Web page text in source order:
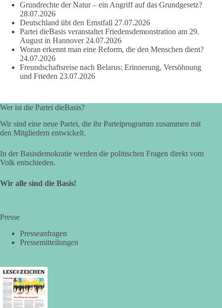
wenn er Sachsen-Anhalt nicht weiterbringt.
💬 Was ist dir wichtiger: der Absender eines Antrags oder das
Ergebnis für Sachsen-Anhalt?
#dieBasis #sachsenanhalt
👉 Folgen:
24 6 2 Auf Facebook ansehen
2 Tage(n) zuvor
⚡ Vorsorge ist richtig. Aber Vorsorge ersetzt keine verlässliche
Bundesnetzagentur mit einer „Sicherheitsplattform Strom“
Maßnahmen für den Fall einer länger anhaltenden
Strommangellage vor. Große Industrieunternehmen sollen im
bezeichnet dies als Vorsorge für außergewöhnliche
Krisensituationen. Das Vorhaben war bis zur Veröffentlichung
von Apollo kaum bekannt.
Grundrechte der Natur – ein Angriff auf das Grundgesetz?
28.07.2026
Deutschland übt den Ernstfall 27.07.2026
Partei dieBasis veranstaltet Friedensdemonstration am 29.
August in Hannover 24.07.2026
Woran erkennt man eine Reform, die den Menschen dient?
24.07.2026
Freundschaftsreise nach Belarus: Erinnerung, Versöhnung
und Frieden 23.07.2026
Wer ist die Partei dieBasis?
Wir sind eine neue Partei, die ihr Parteiprogramm zusammen mit
den Mitgliedern entwickelt.
In der Basisdemokratie werden die politischen Fragen direkt vom
Volk entschieden.
Wir alle sind die Basis!
Presse
Presseanfragen
Pressemitteilungen